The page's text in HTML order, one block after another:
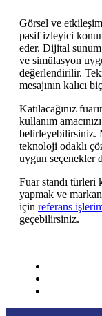
Görsel ve
pasif izleyici
eder. Dijital
ve simülasyon
değerlendirilir.
mesajının kalıcı
Katılacağınız
kullanım
belirleyebilirsiniz.
teknoloji odaklı
uygun seçenekler
Fuar standı türleri
yapmak ve
için referans
geçebilirsiniz.